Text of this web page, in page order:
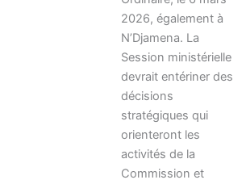
2026, également à
N’Djamena. La
Session ministérielle
devrait entériner des
décisions
stratégiques qui
orienteront les
activités de la
Commission et